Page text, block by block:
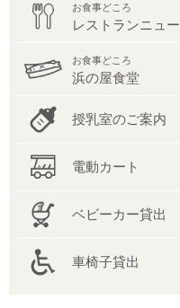
お食事どころ
レストランニュ
お食事どころ
浜の屋食堂
授乳室のご案内
電動カート
ベビーカー貸出
車椅子貸出